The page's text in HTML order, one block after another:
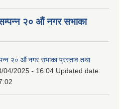
२० औं नगर सभाका
२० औं नगर सभाका प्रस्ताव तथा
04/2025 - 16:04 Updated date: